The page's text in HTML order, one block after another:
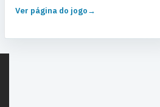
Ver página do jogo→